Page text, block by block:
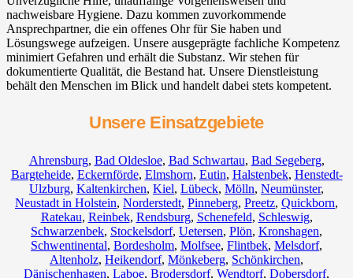
nachweisbare Hygiene. Dazu kommen zuvorkommende
Ansprechpartner, die ein offenes Ohr für Sie haben und
Lösungswege aufzeigen. Unsere ausgeprägte fachliche Kompetenz
minimiert Gefahren und erhält die Substanz. Wir stehen für
dokumentierte Qualität, die Bestand hat. Unsere Dienstleistung
behält den Menschen im Blick und handelt dabei stets kompetent.
Unsere Einsatzgebiete
Ahrensburg, Bad Oldesloe, Bad Schwartau, Bad Segeberg,
Bargteheide, Eckernförde, Elmshorn, Eutin, Halstenbek, Henstedt-
Ulzburg, Kaltenkirchen, Kiel, Lübeck, Mölln, Neumünster,
Neustadt in Holstein, Norderstedt, Pinneberg, Preetz, Quickborn,
Ratekau, Reinbek, Rendsburg, Schenefeld, Schleswig,
Schwarzenbek, Stockelsdorf, Uetersen, Plön, Kronshagen,
Schwentinental, Bordesholm, Molfsee, Flintbek, Melsdorf,
Altenholz, Heikendorf, Mönkeberg, Schönkirchen,
Dänischenhagen, Laboe, Brodersdorf, Wendtorf, Dobersdorf,